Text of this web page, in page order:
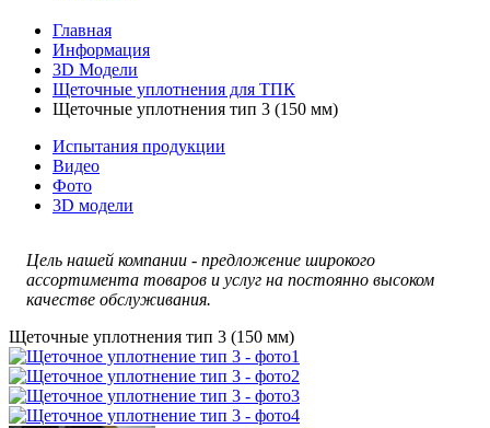
Главная
Информация
3D Модели
Щеточные уплотнения для ТПК
Щеточные уплотнения тип 3 (150 мм)
Испытания продукции
Видео
Фото
3D модели
Цель нашей компании - предложение широкого
ассортимента товаров и услуг на постоянно высоком
качестве обслуживания.
Щеточные уплотнения тип 3 (150 мм)